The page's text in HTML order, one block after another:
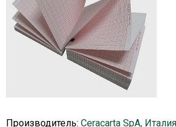
Производитель: Ceracarta SpA, Италия